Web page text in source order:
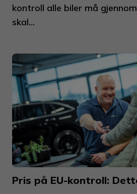
kontroll alle biler må
skal...
Pris på EU-kontroll: